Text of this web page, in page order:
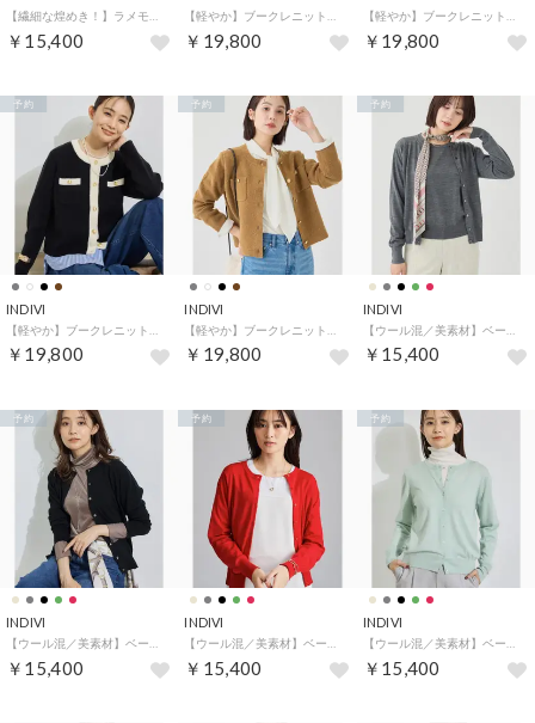
￥15,400 ￥19,800 ￥19,800
INDIVI
￥19,800
予約
INDIVI
￥19,800
予約
INDIVI
￥15,400
予約
INDIVI
￥15,400
予約
INDIVI
￥15,400
予約
INDIVI
￥15,400
予約